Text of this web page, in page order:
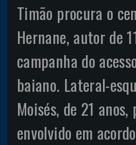
Timão procura o
Hernane, autor de
campanha do
baiano. Lateral-
Moisés, de 21 anos,
envolvido em acordo